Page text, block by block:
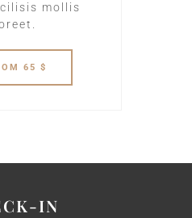
mollis
65 $
IN